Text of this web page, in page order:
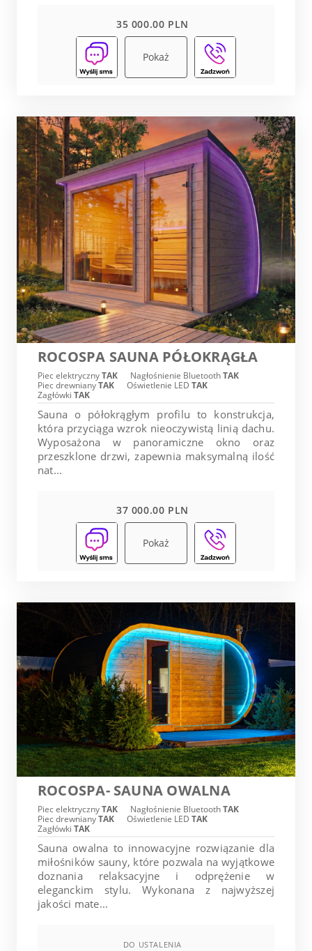
35 000.00 PLN
Pokaż
ROCOSPA SAUNA PÓŁOKRĄGŁA
Piec elektrycznyTAK Nagłośnienie BluetoothTAK
Piec drewnianyTAK Oświetlenie LED TAK
Zagłówki TAK
Sauna o półokrągłym profilu to konstrukcja,
która przyciąga wzrok nieoczywistą linią dachu.
Wyposażona w panoramiczne okno oraz
przeszklone drzwi, zapewnia maksymalną ilość
nat...
37 000.00 PLN
Pokaż
ROCOSPA- SAUNA OWALNA
Piec elektrycznyTAK Nagłośnienie BluetoothTAK
Piec drewnianyTAK Oświetlenie LED TAK
Zagłówki TAK
Sauna owalna to innowacyjne rozwiązanie dla
miłośników sauny, które pozwala na wyjątkowe
doznania relaksacyjne i odprężenie w
eleganckim stylu. Wykonana z najwyższej
jakości mate...
DO USTALENIA